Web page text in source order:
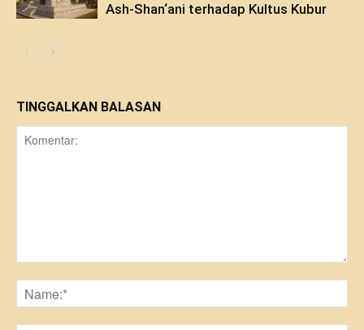
Ash-Shan‘ani terhadap Kultus Kubur
TINGGALKAN BALASAN